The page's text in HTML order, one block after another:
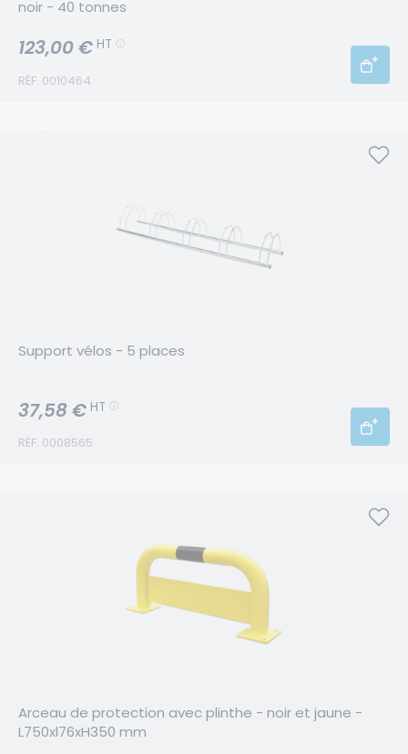
noir - 40 tonnes
RÉF. 0010464
123,00 € HT
Support vélos - 5 places
RÉF. 0008565
37,58 € HT
Arceau de protection avec plinthe - noir et jaune -
L750xl76xH350 mm